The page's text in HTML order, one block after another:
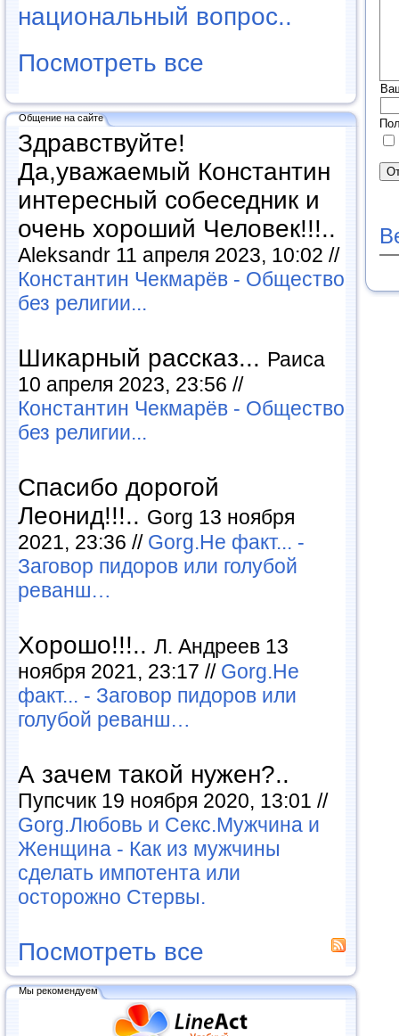
национальный вопрос..
Посмотреть все
Общение на сайте
Здравствуйте!
Да,уважаемый Константин
интересный собеседник и
очень хороший Человек!!!..
Aleksandr 11 апреля 2023, 10:02 //
Константин Чекмарёв - Общество
без религии...
Шикарный рассказ... Раиса
10 апреля 2023, 23:56 //
Константин Чекмарёв - Общество
без религии...
Спасибо дорогой
Леонид!!!.. Gorg 13 ноября
2021, 23:36 // Gorg.Не факт... -
Заговор пидоров или голубой
реванш…
Хорошо!!!.. Л. Андреев 13
ноября 2021, 23:17 // Gorg.Не
факт... - Заговор пидоров или
голубой реванш…
А зачем такой нужен?..
Пупсчик 19 ноября 2020, 13:01 //
Gorg.Любовь и Секс.Мужчина и
Женщина - Как из мужчины
сделать импотента или
осторожно Стервы.
Посмотреть все
Мы рекомендуем